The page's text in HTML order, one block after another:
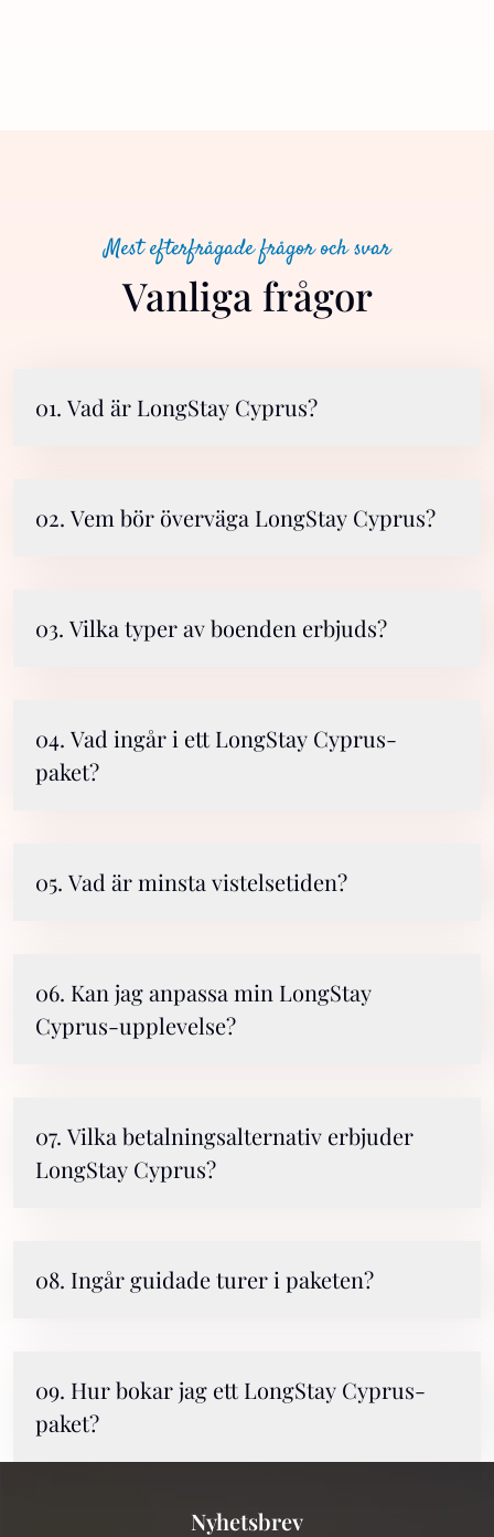
Mest efterfrågade frågor och svar
Vanliga frågor
01. Vad är LongStay Cyprus?
02. Vem bör överväga LongStay Cyprus?
03. Vilka typer av boenden erbjuds?
04. Vad ingår i ett LongStay Cyprus-
paket?
05. Vad är minsta vistelsetiden?
06. Kan jag anpassa min LongStay
Cyprus-upplevelse?
07. Vilka betalningsalternativ erbjuder
LongStay Cyprus?
08. Ingår guidade turer i paketen?
09. Hur bokar jag ett LongStay Cyprus-
paket?
Nyhetsbrev